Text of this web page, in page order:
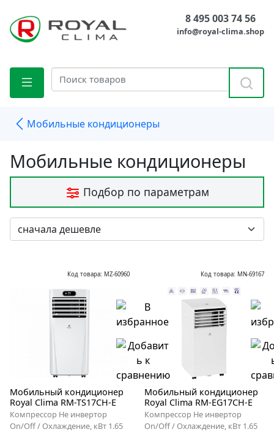
8 495 003 74 56
info@royal-clima.shop
Мобильные кондиционеры
Мобильные кондиционеры
Подбор по параметрам
Код товара: MZ-60960
Мобильный кондиционер
Royal Clima RM-TS17CH-E
Компрессор Не инвертор
On/Off / Охлаждение, кВт 1.65
Код товара: MN-69167
Мобильный кондиционер
Royal Clima RM-EG17CH-E
Компрессор Не инвертор
On/Off / Охлаждение, кВт 1.65